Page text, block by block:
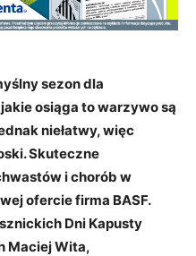
sezon dla
osiąga to warzywo są
niełatwy, więc
Skuteczne
i chorób w
ofercie firma BASF.
Dni Kapusty
Maciej Wita,